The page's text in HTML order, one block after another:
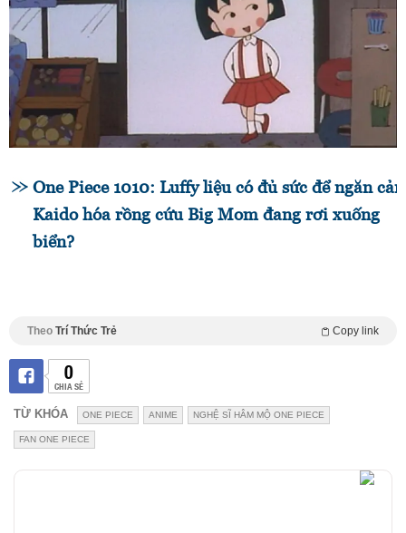
One Piece 1010: Luffy liệu có đủ sức để ngăn cản
Kaido hóa rồng cứu Big Mom đang rơi xuống
biển?
Theo Trí Thức Trẻ Copy link
0
CHIA SẺ
TỪ KHÓA ONE PIECE ANIME NGHỆ SĨ HÂM MỘ ONE PIECE
FAN ONE PIECE